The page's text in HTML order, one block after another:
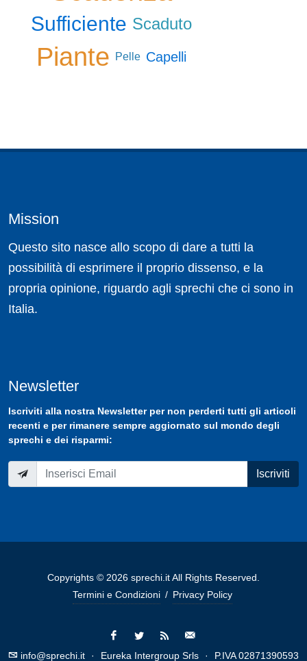
Sufficiente Scaduto
Piante Pelle Capelli
Mission
Questo sito nasce allo scopo di dare a tutti la
possibilità di esprimere il proprio dissenso, e la
propria opinione, riguardo agli sprechi che ci sono in
Italia.
Newsletter
Iscriviti alla nostra Newsletterper non perderti tutti gli articoli
recenti e per rimanere sempre aggiornato sul mondo degli
sprechi e dei risparmi:
Iscriviti
Copyrights © 2026 sprechi.it All Rights Reserved.
Termini e Condizioni / Privacy Policy
info@sprechi.it · Eureka Intergroup Srls · P.IVA 02871390593